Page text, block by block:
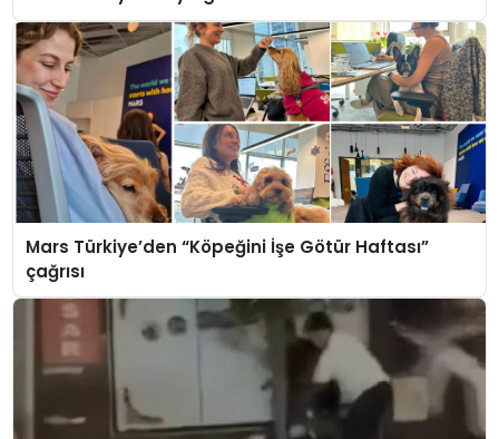
Mars Türkiye’den “Köpeğini İşe Götür Haftası”
çağrısı